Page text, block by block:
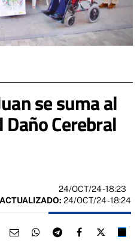
se suma al
Cerebral
24/OCT/24- 18:23
ACTUALIZADO: 24/OCT/24 - 18:24